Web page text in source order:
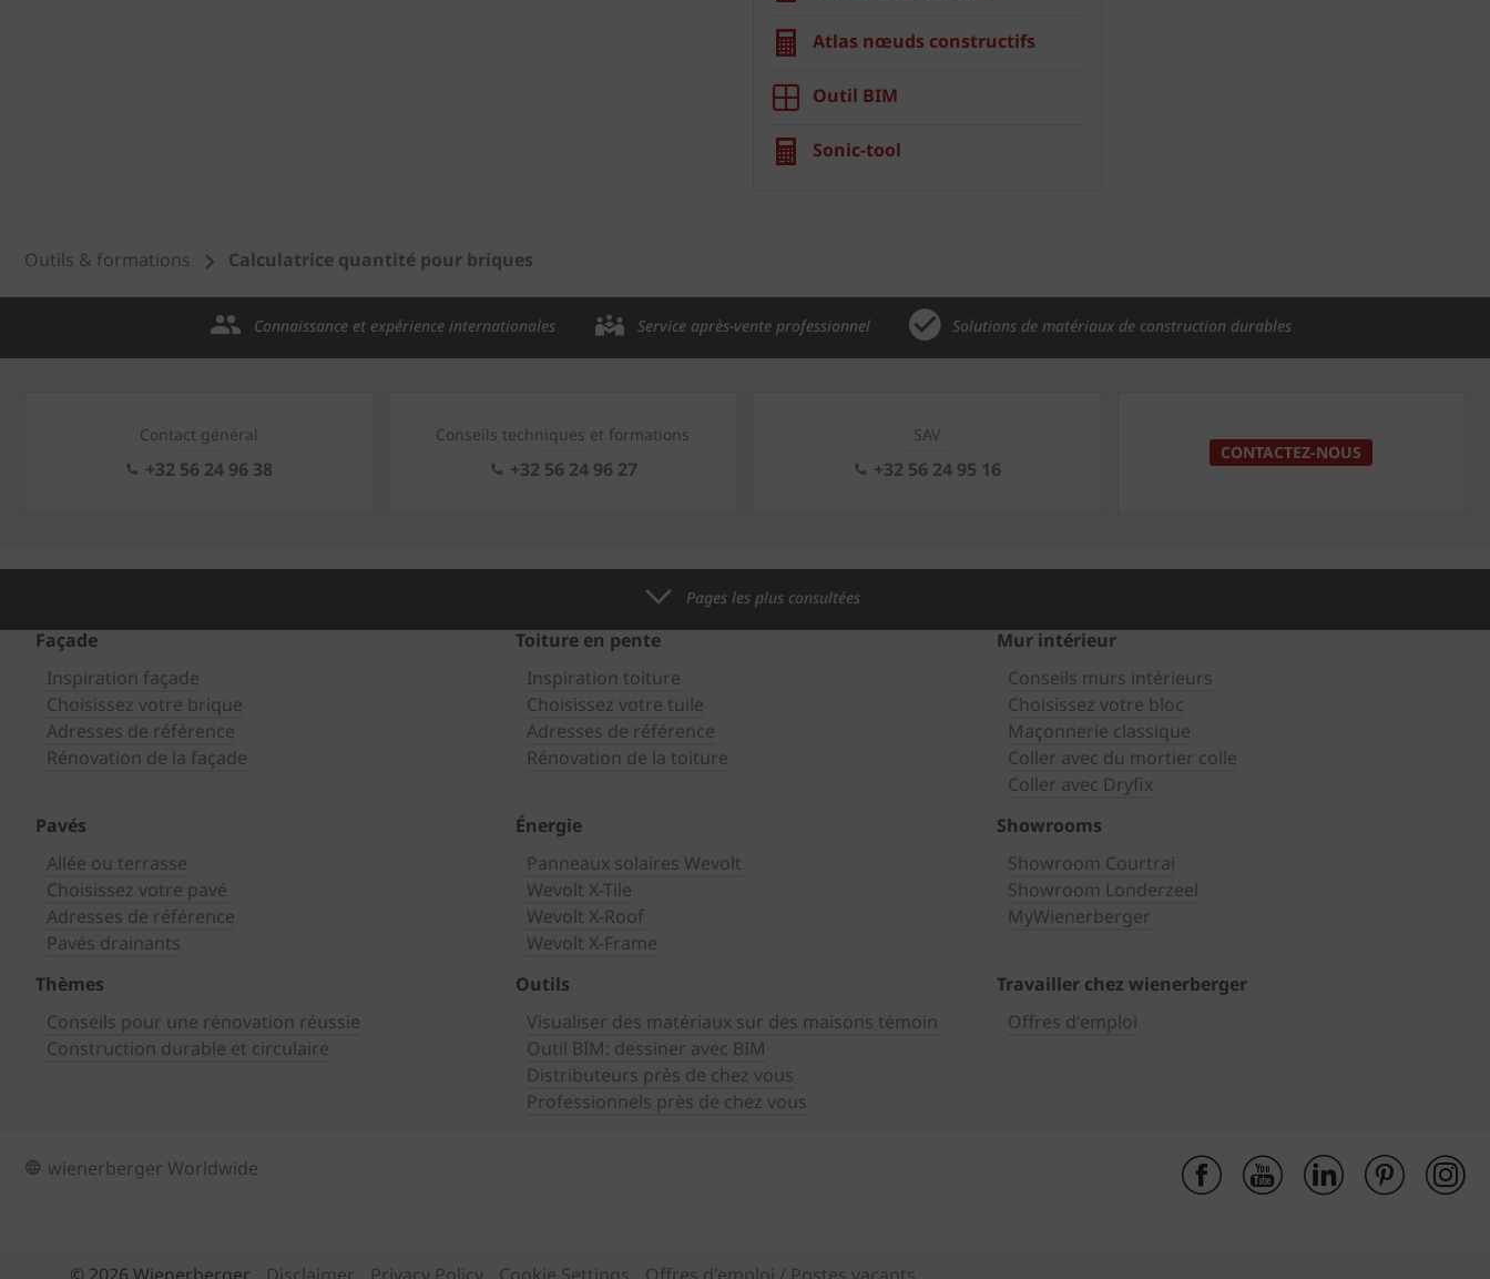
Atlas nœuds constructifs
Outil BIM
Sonic-tool
Outils & formations Calculatrice quantité pour briques
Connaissance et expérience internationales Service après-vente professionnel Solutions de matériaux de construction durables
Contact général
+32 56 24 96 38
Conseils techniques et formations
+32 56 24 96 27
SAV
+32 56 24 95 16
CONTACTEZ-NOUS
Pages les plus consultées
Façade
Inspiration façade
Choisissez votre brique
Adresses de référence
Rénovation de la façade
Toiture en pente
Inspiration toiture
Choisissez votre tuile
Adresses de référence
Rénovation de la toiture
Mur intérieur
Conseils murs intérieurs
Choisissez votre bloc
Maçonnerie classique
Coller avec du mortier colle
Coller avec Dryfix
Pavés
Allée ou terrasse
Choisissez votre pavé
Adresses de référence
Pavés drainants
Énergie
Panneaux solaires Wevolt
Wevolt X-Tile
Wevolt X-Roof
Wevolt X-Frame
Showrooms
Showroom Courtrai
Showroom Londerzeel
MyWienerberger
Thèmes
Conseils pour une rénovation réussie
Construction durable et circulaire
Outils
Visualiser des matériaux sur des maisons témoin
Outil BIM: dessiner avec BIM
Distributeurs près de chez vous
Professionnels près de chez vous
Travailler chez wienerberger
Offres d'emploi
wienerberger Worldwide